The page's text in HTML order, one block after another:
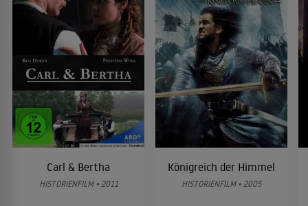
Carl & Bertha
HISTORIENFILM • 2011
Königreich der Himmel
HISTORIENFILM • 2005